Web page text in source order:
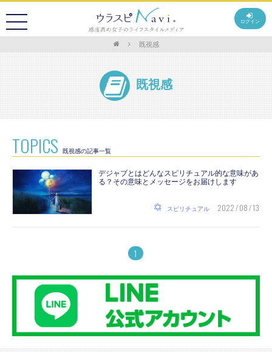
ログイン
既視感
既視感
TOPICS 既視感の記事一覧
デジャブとはどんなスピリチュアル的な意味があ
る？その意味とメッセージをお届けします
スピリチュアル 2022 / 08 / 13
1